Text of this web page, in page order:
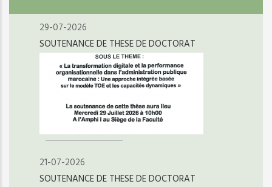
29-07-2026
SOUTENANCE DE THESE DE DOCTORAT
21-07-2026
SOUTENANCE DE THESE DE DOCTORAT